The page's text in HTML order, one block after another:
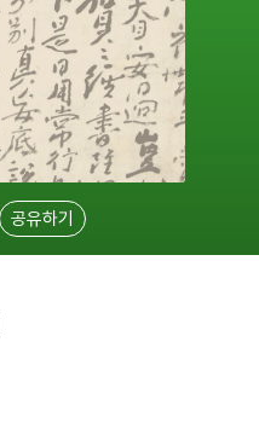
공유하기